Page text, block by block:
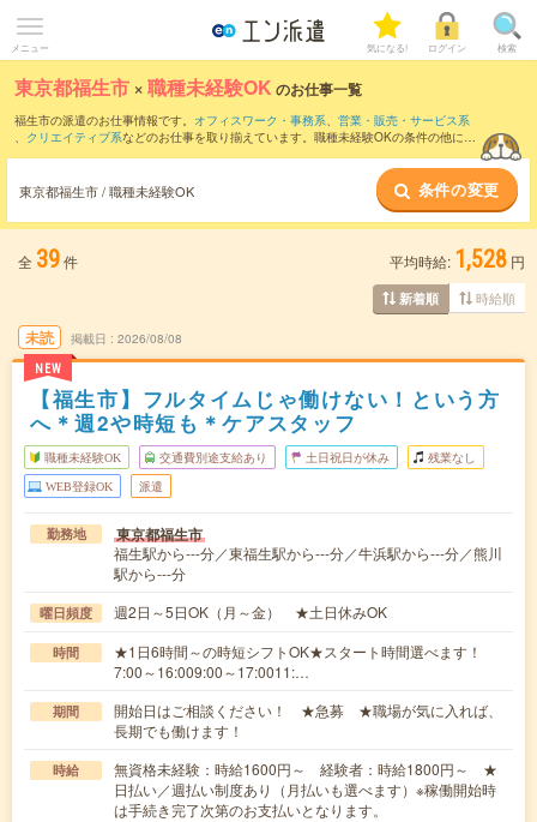
メニュー 気になる! ログイン 検索
東京都福生市 ×職種未経験OK のお仕事一覧
福生市の派遣のお仕事情報です。 オフィスワーク・事務系、 営業・販売・サービス系
、 クリエイティブ系などのお仕事を取り揃えています。職種未経験OKの条件の他に、
東京都福生市 / 職種未経験OK 条件の変更
全 39件 平均時給: 1,528 円
新着順 時給順
未読
NEW
掲載日 2026/08/08
【福生市】フルタイムじゃ働けない！という方
へ＊週2や時短も＊ケアスタッフ
職種未経験OK 交通費別途支給あり 土日祝日が休み 残業なし
WEB登録OK 派遣
勤務地 東京都福生市
福生駅から---分／東福生駅から---分／牛浜駅から---分／熊川
駅から---分
曜日頻度 週2日～5日OK（月～金） ★土日休みOK
時間
★1日6時間～の時短シフトOK★スタート時間選べます！
7:00～16:009:00～17:0011:…
期間
開始日はご相談ください！ ★急募 ★職場が気に入れば、
長期でも働けます！
時給
無資格未経験：時給1600円～ 経験者：時給1800円～ ★
日払い／週払い制度あり（月払いも選べます）※稼働開始時
は手続き完了次第のお支払いとなります。